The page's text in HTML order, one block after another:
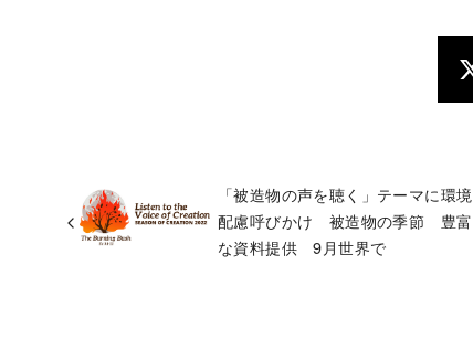
「被造物の声を聴く」テーマに環境
配慮呼びかけ 被造物の季節 豊富
な資料提供 9月世界で